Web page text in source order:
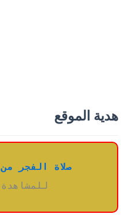
هدية الموقع
صلاة الفجر
للمشاهدة